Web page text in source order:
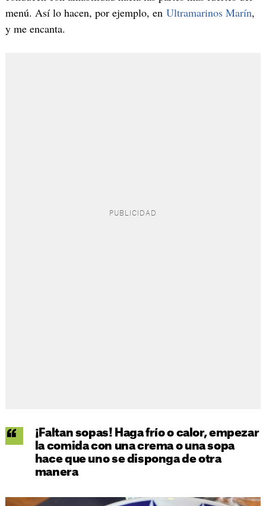
menú. Así lo hacen, por ejemplo, en Ultramarinos Marín,
y me encanta.
¡Faltan sopas! Haga frío o calor, empezar
la comida con una crema o una sopa
hace que uno se disponga de otra
manera